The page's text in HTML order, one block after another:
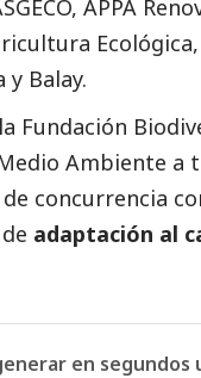
APPA
y Balay.
Fundación
Ambiente a
concurrencia
adaptación al
en segundos